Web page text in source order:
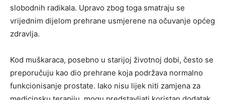
slobodnih radikala. Upravo zbog toga smatraju se
vrijednim dijelom prehrane usmjerene na očuvanje općeg
zdravlja.
Kod muškaraca, posebno u starijoj životnoj dobi, često se
preporučuju kao dio prehrane koja podržava normalno
funkcionisanje prostate. Iako nisu lijek niti zamjena za